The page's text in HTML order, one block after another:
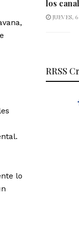
lo
los
JUEVES,
RRSS